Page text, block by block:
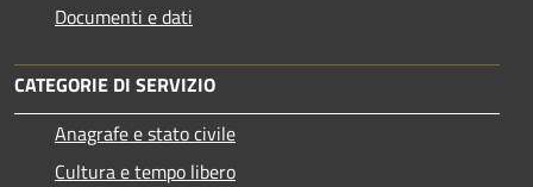
Documenti e dati
CATEGORIE DI SERVIZIO
Anagrafe e stato civile
Cultura e tempo libero